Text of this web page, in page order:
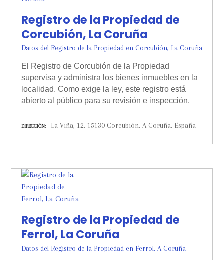
Registro de la Propiedad de
Corcubión, La Coruña
Datos del Registro de la Propiedad en Corcubión, La Coruña
El Registro de Corcubión de la Propiedad
supervisa y administra los bienes inmuebles en la
localidad. Como exige la ley, este registro está
abierto al público para su revisión e inspección.
DIRECCIÓN La Viña, 12, 15130 Corcubión, A Coruña, España
Registro de la Propiedad de
Ferrol, La Coruña
Datos del Registro de la Propiedad en Ferrol, A Coruña